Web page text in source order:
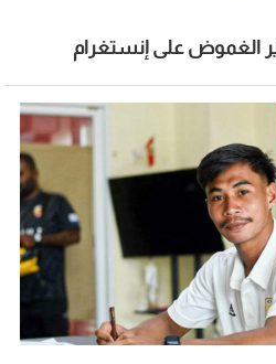
الغموض على إنستغرام